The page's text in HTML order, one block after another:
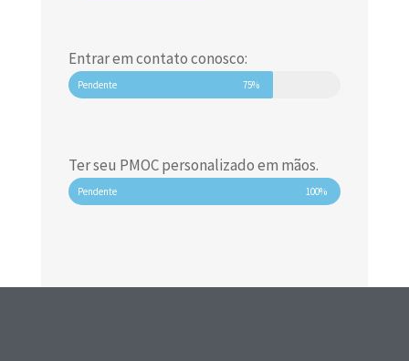
Entrar em contato conosco:
Pendente 75%
Ter seu PMOC personalizado em mãos.
Pendente 100%